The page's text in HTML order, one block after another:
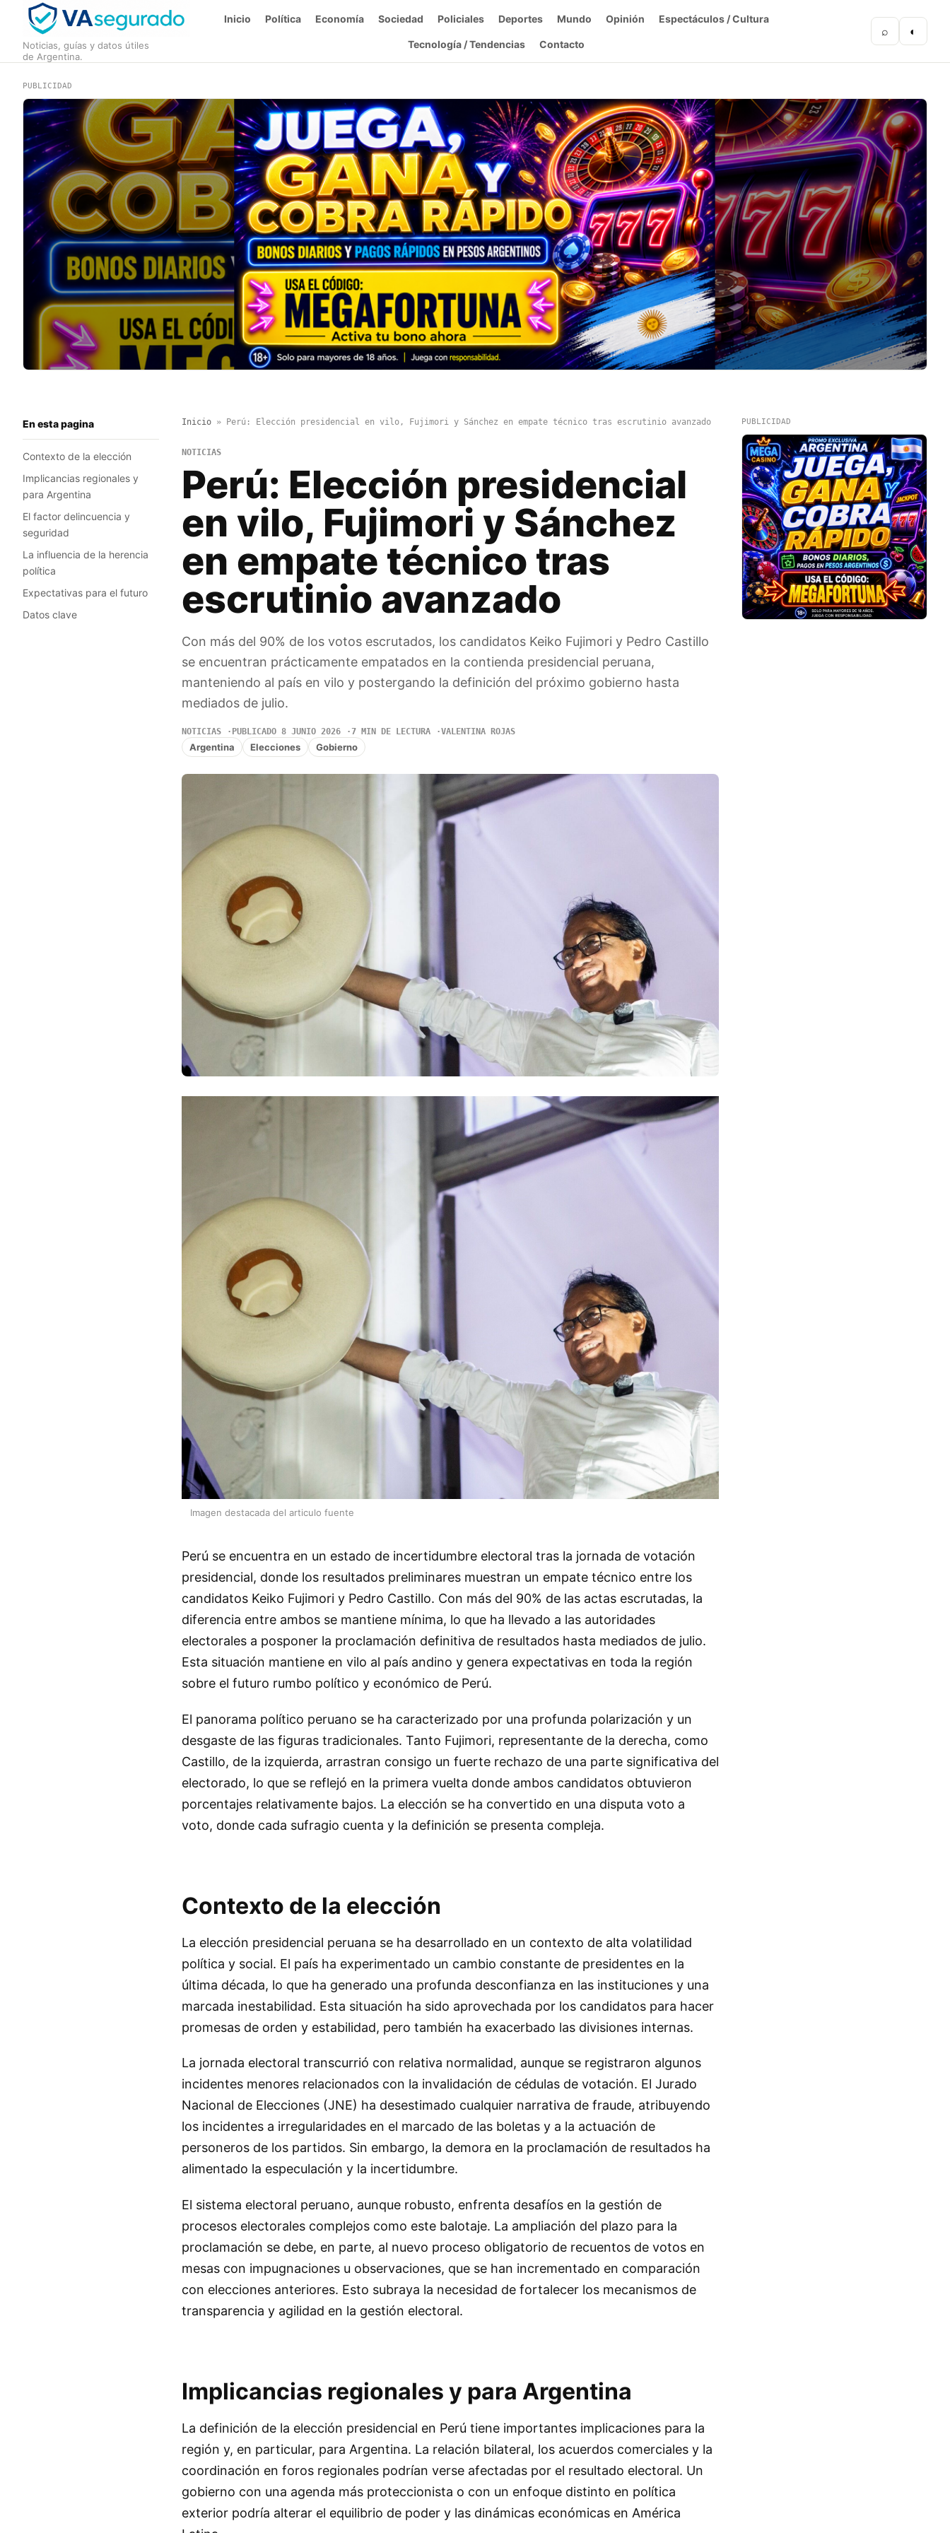
Noticias, guías y datos útiles
de Argentina.
Inicio Política Economía Sociedad Policiales Deportes Mundo Opinión Espectáculos / Cultura
Tecnología / Tendencias Contacto
⌕ ◐
PUBLICIDAD
En esta pagina
Contexto de la elección
Implicancias regionales y
para Argentina
El factor delincuencia y
seguridad
La influencia de la herencia
política
Expectativas para el futuro
Datos clave
Inicio» Perú: Elección presidencial en vilo, Fujimori y Sánchez en empate técnico tras escrutinio avanzado
NOTICIAS
Perú: Elección presidencial
en vilo, Fujimori y Sánchez
en empate técnico tras
escrutinio avanzado
Con más del 90% de los votos escrutados, los candidatos Keiko Fujimori y Pedro Castillo
se encuentran prácticamente empatados en la contienda presidencial peruana,
manteniendo al país en vilo y postergando la definición del próximo gobierno hasta
mediados de julio.
NOTICIAS PUBLICADO 8 JUNIO 2026 7 MIN DE LECTURA VALENTINA ROJAS
Argentina Elecciones Gobierno
Imagen destacada del articulo fuente
Perú se encuentra en un estado de incertidumbre electoral tras la jornada de votación
presidencial, donde los resultados preliminares muestran un empate técnico entre los
candidatos Keiko Fujimori y Pedro Castillo. Con más del 90% de las actas escrutadas, la
diferencia entre ambos se mantiene mínima, lo que ha llevado a las autoridades
electorales a posponer la proclamación definitiva de resultados hasta mediados de julio.
Esta situación mantiene en vilo al país andino y genera expectativas en toda la región
sobre el futuro rumbo político y económico de Perú.
El panorama político peruano se ha caracterizado por una profunda polarización y un
desgaste de las figuras tradicionales. Tanto Fujimori, representante de la derecha, como
Castillo, de la izquierda, arrastran consigo un fuerte rechazo de una parte significativa del
electorado, lo que se reflejó en la primera vuelta donde ambos candidatos obtuvieron
porcentajes relativamente bajos. La elección se ha convertido en una disputa voto a
voto, donde cada sufragio cuenta y la definición se presenta compleja.
Contexto de la elección
La elección presidencial peruana se ha desarrollado en un contexto de alta volatilidad
política y social. El país ha experimentado un cambio constante de presidentes en la
última década, lo que ha generado una profunda desconfianza en las instituciones y una
marcada inestabilidad. Esta situación ha sido aprovechada por los candidatos para hacer
promesas de orden y estabilidad, pero también ha exacerbado las divisiones internas.
La jornada electoral transcurrió con relativa normalidad, aunque se registraron algunos
incidentes menores relacionados con la invalidación de cédulas de votación. El Jurado
Nacional de Elecciones (JNE) ha desestimado cualquier narrativa de fraude, atribuyendo
los incidentes a irregularidades en el marcado de las boletas y a la actuación de
personeros de los partidos. Sin embargo, la demora en la proclamación de resultados ha
alimentado la especulación y la incertidumbre.
El sistema electoral peruano, aunque robusto, enfrenta desafíos en la gestión de
procesos electorales complejos como este balotaje. La ampliación del plazo para la
proclamación se debe, en parte, al nuevo proceso obligatorio de recuentos de votos en
mesas con impugnaciones u observaciones, que se han incrementado en comparación
con elecciones anteriores. Esto subraya la necesidad de fortalecer los mecanismos de
transparencia y agilidad en la gestión electoral.
Implicancias regionales y para Argentina
La definición de la elección presidencial en Perú tiene importantes implicaciones para la
región y, en particular, para Argentina. La relación bilateral, los acuerdos comerciales y la
coordinación en foros regionales podrían verse afectadas por el resultado electoral. Un
gobierno con una agenda más proteccionista o con un enfoque distinto en política
exterior podría alterar el equilibrio de poder y las dinámicas económicas en América
PUBLICIDAD